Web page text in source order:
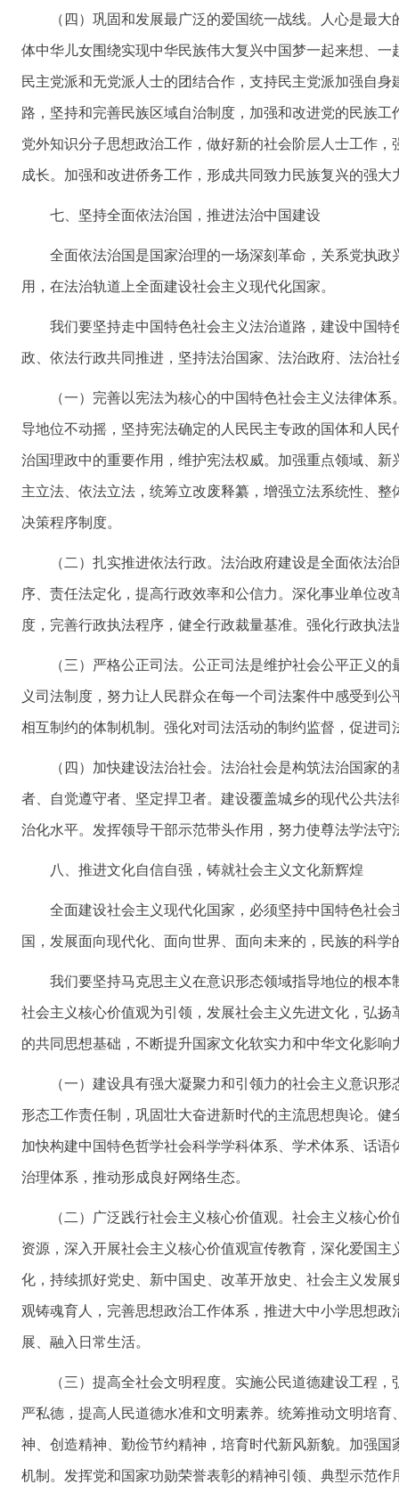
（四）巩固和发展最广泛的爱国统一战线。人心是最
体中华儿女围绕实现中华民族伟大复兴中国梦一起来想、
民主党派和无党派人士的团结合作，支持民主党派加强自
路，坚持和完善民族区域自治制度，加强和改进党的民族
党外知识分子思想政治工作，做好新的社会阶层人士工作
成长。加强和改进侨务工作，形成共同致力民族复兴的强大
七、坚持全面依法治国，推进法治中国建设
全面依法治国是国家治理的一场深刻革命，关系党执
用，在法治轨道上全面建设社会主义现代化国家。
我们要坚持走中国特色社会主义法治道路，建设中国
政、依法行政共同推进，坚持法治国家、法治政府、法治
（一）完善以宪法为核心的中国特色社会主义法律体
导地位不动摇，坚持宪法确定的人民民主专政的国体和人
治国理政中的重要作用，维护宪法权威。加强重点领域、
主立法、依法立法，统筹立改废释纂，增强立法系统性、
决策程序制度。
（二）扎实推进依法行政。法治政府建设是全面依法
序、责任法定化，提高行政效率和公信力。深化事业单位
度，完善行政执法程序，健全行政裁量基准。强化行政执
（三）严格公正司法。公正司法是维护社会公平正义
义司法制度，努力让人民群众在每一个司法案件中感受到
相互制约的体制机制。强化对司法活动的制约监督，促进
（四）加快建设法治社会。法治社会是构筑法治国家
者、自觉遵守者、坚定捍卫者。建设覆盖城乡的现代公共
治化水平。发挥领导干部示范带头作用，努力使尊法学法守
八、推进文化自信自强，铸就社会主义文化新辉煌
全面建设社会主义现代化国家，必须坚持中国特色社
国，发展面向现代化、面向世界、面向未来的，民族的科
我们要坚持马克思主义在意识形态领域指导地位的根
社会主义核心价值观为引领，发展社会主义先进文化，弘
的共同思想基础，不断提升国家文化软实力和中华文化影响
（一）建设具有强大凝聚力和引领力的社会主义意识
形态工作责任制，巩固壮大奋进新时代的主流思想舆论。
加快构建中国特色哲学社会科学学科体系、学术体系、话
治理体系，推动形成良好网络生态。
（二）广泛践行社会主义核心价值观。社会主义核心
资源，深入开展社会主义核心价值观宣传教育，深化爱国
化，持续抓好党史、新中国史、改革开放史、社会主义发
观铸魂育人，完善思想政治工作体系，推进大中小学思想
展、融入日常生活。
（三）提高全社会文明程度。实施公民道德建设工程
严私德，提高人民道德水准和文明素养。统筹推动文明培
神、创造精神、勤俭节约精神，培育时代新风新貌。加强
机制。发挥党和国家功勋荣誉表彰的精神引领、典型示范